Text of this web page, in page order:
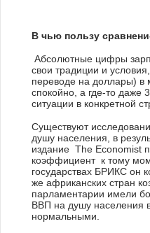
В чью пользу
Абсолютные цифры
свои традиции и
переводе на доллары)
спокойно, а где-то даже
ситуации в конкретной
Существуют
душу населения, в
издание The Economist
коэффициент к тому
государствах БРИКС он
же африканских стран
парламентарии имели
ВВП на душу населения
нормальными.